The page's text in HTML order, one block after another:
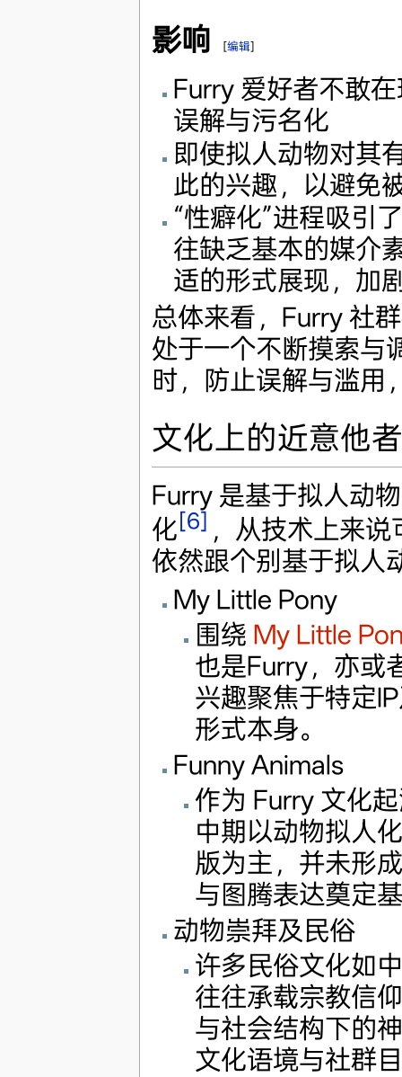
影响 [编辑]
Furry 爱好者不敢
误解与污名化
即使拟人动物对其
此的兴趣，以避免
“性癖化”进程吸引
往缺乏基本的媒介
适的形式展现，加
总体来看，Furry 社
处于一个不断摸索与
时，防止误解与滥用
文化上的近意他者
Furry 是基于拟人动
化 [6] ，从技术上来
依然跟个别基于拟人
My Little Pony
围绕 My Little
也是Furry，亦或
兴趣聚焦于特定
形式本身。
Funny Animals
作为 Furry 文化
中期以动物拟人
版为主，并未形
与图腾表达奠定
动物崇拜及民俗
许多民俗文化如
往往承载宗教信
与社会结构下的
文化语境与社群